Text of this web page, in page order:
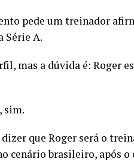
pede um treinador
Série A.
mas a dúvida é: Roger
sim.
que Roger será o
cenário brasileiro, após